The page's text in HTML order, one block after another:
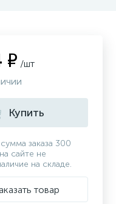
₽ /шт
Купить
заказа 300
сайте не
на складе.
товар